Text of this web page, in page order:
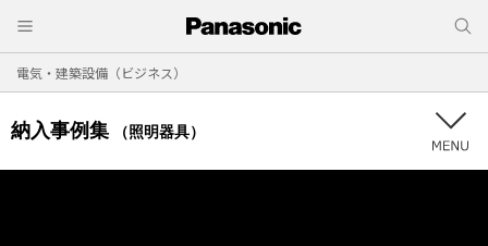
電気・建築設備（ビジネス）
納入事例集 （照明器具）